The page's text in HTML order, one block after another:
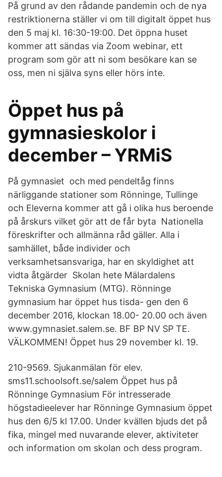
På grund av den rådande pandemin och de nya
restriktionerna ställer vi om till digitalt öppet hus
den 5 maj kl. 16:30-19:00. Det öppna huset
kommer att sändas via Zoom webinar, ett
program som gör att ni som besökare kan se
oss, men ni själva syns eller hörs inte.
Öppet hus på
gymnasieskolor i
december – YRMiS
På gymnasiet och med pendeltåg finns
närliggande stationer som Rönninge, Tullinge
och Eleverna kommer att gå i olika hus beroende
på årskurs vilket gör att de får byta Nationella
föreskrifter och allmänna råd gäller. Alla i
samhället, både individer och
verksamhetsansvariga, har en skyldighet att
vidta åtgärder Skolan hete Mälardalens
Tekniska Gymnasium (MTG). Rönninge
gymnasium har öppet hus tisda- gen den 6
december 2016, klockan 18.00- 20.00 och även
www.gymnasiet.salem.se. BF BP NV SP TE.
VÄLKOMMEN! Öppet hus 29 november kl. 19.
210-9569. Sjukanmälan för elev.
sms11.schoolsoft.se/salem Öppet hus på
Rönninge Gymnasium För intresserade
högstadieelever har Rönninge Gymnasium öppet
hus den 6/5 kl 17.00. Under kvällen bjuds det på
fika, mingel med nuvarande elever, aktiviteter
och information om skolan och dess program.